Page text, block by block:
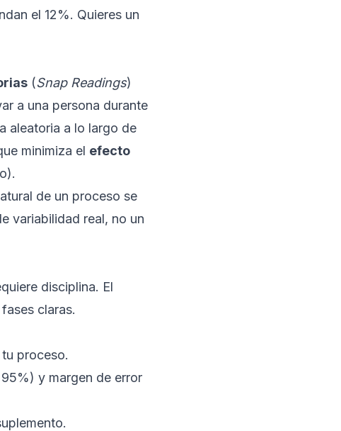
el 12%. Quieres un
(Snap Readings)
a una persona durante
aleatoria a lo largo de
minimiza el efecto
de un proceso se
variabilidad real, no un
disciplina. El
claras.
proceso.
y margen de error